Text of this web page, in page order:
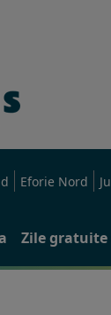
Eforie Nord
Zile gratuite